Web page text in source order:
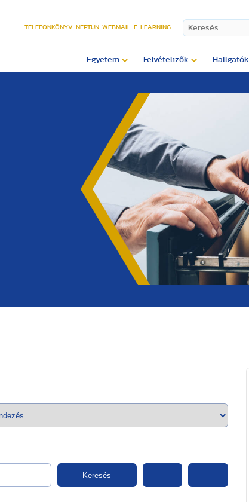
TELEFONKÖNYV NEPTUN WEBMAIL E-LEARNING
Egyetem Felvételizők Hallgatók
Keresés